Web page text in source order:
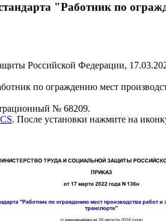
"Работник по
Российской Федерации,
по ограждению мест
№ 68209.
. После установки нажмите на